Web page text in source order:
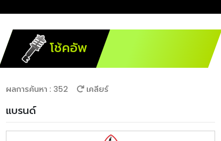
โช้คอัพ
ผลการค้นหา : 352 เคลียร์
แบรนด์